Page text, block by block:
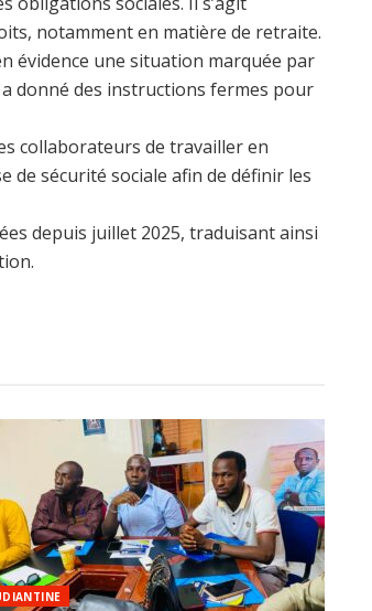
notamment en matière de retraite.
évidence une situation marquée par
donné des instructions fermes pour
collaborateurs de travailler en
de sécurité sociale afin de définir les
depuis juillet 2025, traduisant ainsi